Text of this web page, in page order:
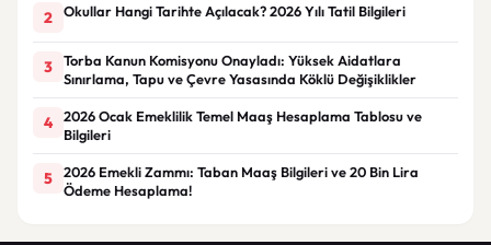
2 Okullar Hangi Tarihte Açılacak? 2026 Yılı Tatil Bilgileri
3
Torba Kanun Komisyonu Onayladı: Yüksek Aidatlara
Sınırlama, Tapu ve Çevre Yasasında Köklü Değişiklikler
4
2026 Ocak Emeklilik Temel Maaş Hesaplama Tablosu ve
Bilgileri
5
2026 Emekli Zammı: Taban Maaş Bilgileri ve 20 Bin Lira
Ödeme Hesaplama!